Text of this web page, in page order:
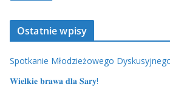
Ostatnie wpisy
Spotkanie Młodzieżowego
𝐖𝐢𝐞𝐥𝐤𝐢𝐞 𝐛𝐫𝐚𝐰𝐚 𝐝𝐥𝐚 𝐒𝐚𝐫𝐲!